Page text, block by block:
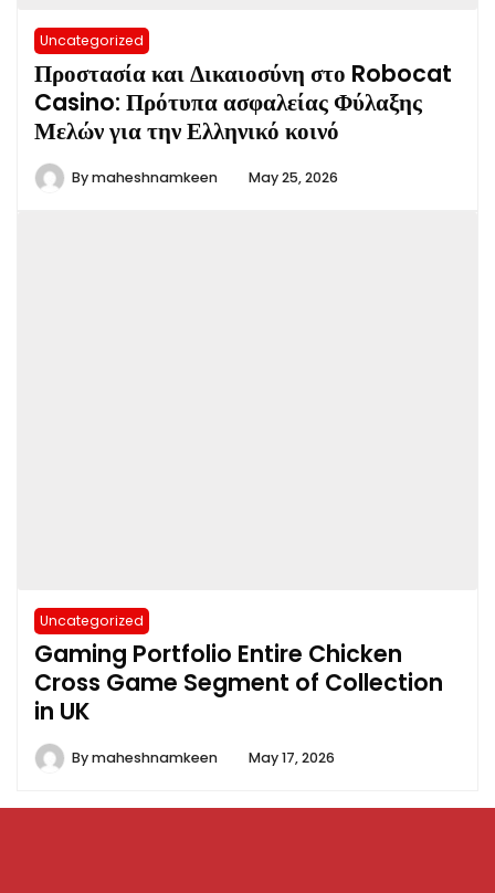
Uncategorized
Προστασία και Δικαιοσύνη στο Robocat
Casino: Πρότυπα ασφαλείας Φύλαξης
Μελών για την Ελληνικό κοινό
Bymaheshnamkeen May 25, 2026
Uncategorized
Gaming Portfolio Entire Chicken
Cross Game Segment of Collection
in UK
Bymaheshnamkeen May 17, 2026